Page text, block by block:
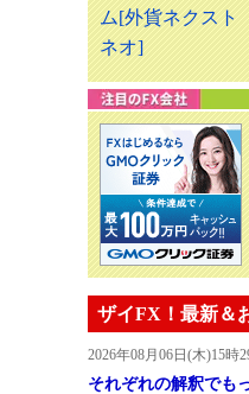
ザイFX！最新＆
2026年08月06日(木)15時
それぞれの解釈でも